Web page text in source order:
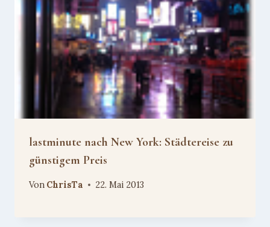
lastminute nach New York: Städtereise zu
günstigem Preis
Von ChrisTa 22. Mai 2013